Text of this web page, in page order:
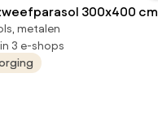
300x400 cm
4 Seasons Outdoor
metalen
3 e-shops